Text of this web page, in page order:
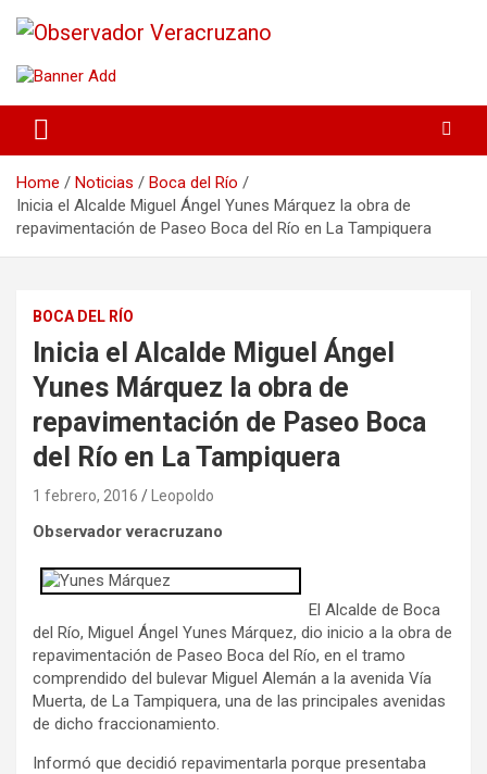
Observador Veracruzano
Home Noticias
Boca del Río
Inicia el Alcalde Miguel Ángel Yunes Márquez la obra de
repavimentación de Paseo Boca del Río en La Tampiquera
BOCA DEL RÍO
Inicia el Alcalde Miguel Ángel
Yunes Márquez la obra de
repavimentación de Paseo Boca
del Río en La Tampiquera
1 febrero, 2016 Leopoldo
Observador veracruzano
El Alcalde de Boca
del Río, Miguel Ángel Yunes Márquez, dio inicio a la obra de
repavimentación de Paseo Boca del Río, en el tramo
comprendido del bulevar Miguel Alemán a la avenida Vía
Muerta, de La Tampiquera, una de las principales avenidas
de dicho fraccionamiento.
Informó que decidió repavimentarla porque presentaba